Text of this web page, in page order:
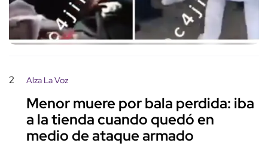
2 Alza La Voz
Menor muere por bala perdida: iba
a la tienda cuando quedó en
medio de ataque armado